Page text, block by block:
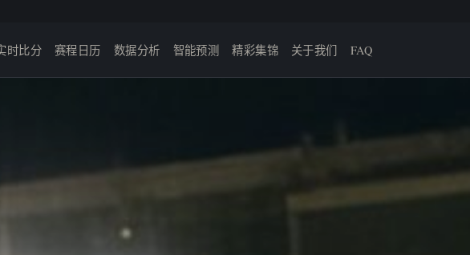
时比分 赛程日历 数据分析 智能预测 精彩集锦 关于我们 FAQ